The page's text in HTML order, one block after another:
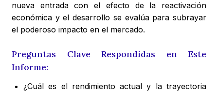
nueva entrada con el efecto de la reactivación
económica y el desarrollo se evalúa para subrayar
el poderoso impacto en el mercado.
Preguntas Clave Respondidas en Este
Informe:
¿Cuál es el rendimiento actual y la trayectoria